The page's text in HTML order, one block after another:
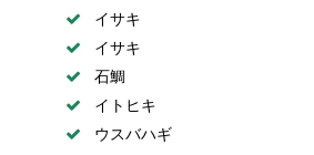
イサキ
イサキ
石鯛
イトヒキ
ウスバハギ